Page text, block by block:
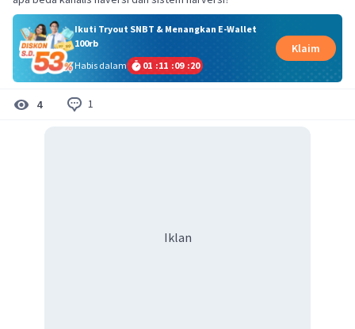
Ikuti Tryout SNBT & Menangkan E-Wallet
100rb
Habis dalam
01 :11 :09 :19
Klaim
4 1
Iklan